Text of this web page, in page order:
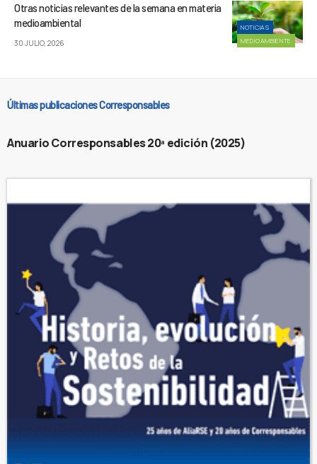
NOTICIAS
MEDIOAMBIENTE
Otras noticias relevantes de la semana en materia
medioambiental
30 JULIO, 2026
Últimas publicaciones Corresponsables
Anuario Corresponsables 20ª edición (2025)